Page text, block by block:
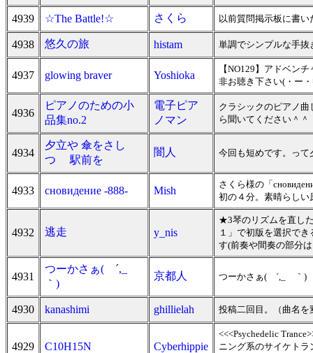
4939 ☆The Battle!☆ さくら 以前質問掲示板に書
4938 悠久の旅 histam 単調でシンプルな手
4937 glowing braver Yoshioka
【NO129】アドベン
非お聴き下さい(・ー
4936
ピアノのための小
品集no.2
電子ピア
ノマン
クラシックのピアノ
ら聞いてください＾＾
4934
夕立や 傘をさし
つゝ 駅前を
闇人 今回も短めです。って
4933 сновидение -888- Mish
さくら様の「
初の４分。素晴らしい
4932 逃走 y_nis
★3琴のリズムを直し
１」で初版を選択で
す(前奏や間奏の部分
4931
つーかさぁ( ´,_ゝ
｀)
京都人 つーかさぁ( ´,_ゝ｀)
4930 kanashimi ghillielah 投稿二回目。（曲名
4929 C10H15N Cyberhippie
<<<Psychedelic
ニング系のサイケト